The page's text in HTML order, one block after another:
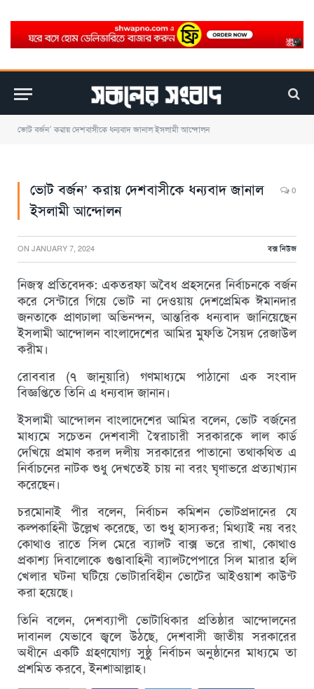
ভোট বর্জন’ করায় দেশবাসীকে ধন্যবাদ জানাল ইসলামী আন্দোলন
ভোট বর্জন’ করায় দেশবাসীকে ধন্যবাদ জানাল
ইসলামী আন্দোলন
0
ON JANUARY 7, 2024 বক্স নিউজ
নিজস্ব প্রতিবেদক: একতরফা অবৈধ প্রহসনের নির্বাচনকে বর্জন
করে সেন্টারে গিয়ে ভোট না দেওয়ায় দেশপ্রেমিক ঈমানদার
জনতাকে প্রাণঢালা অভিনন্দন, আন্তরিক ধন্যবাদ জানিয়েছেন
ইসলামী আন্দোলন বাংলাদেশের আমির মুফতি সৈয়দ রেজাউল
করীম।
রোববার (৭ জানুয়ারি) গণমাধ্যমে পাঠানো এক সংবাদ
বিজ্ঞপ্তিতে তিনি এ ধন্যবাদ জানান।
ইসলামী আন্দোলন বাংলাদেশের আমির বলেন, ভোট বর্জনের
মাধ্যমে সচেতন দেশবাসী স্বৈরাচারী সরকারকে লাল কার্ড
দেখিয়ে প্রমাণ করল দলীয় সরকারের পাতানো তথাকথিত এ
নির্বাচনের নাটক শুধু দেখতেই চায় না বরং ঘৃণাভরে প্রত্যাখ্যান
করেছেন।
চরমোনাই পীর বলেন, নির্বাচন কমিশন ভোটপ্রদানের যে
কল্পকাহিনী উল্লেখ করেছে, তা শুধু হাস্যকর; মিথ্যাই নয় বরং
কোথাও রাতে সিল মেরে ব্যালট বাক্স ভরে রাখা, কোথাও
প্রকাশ্য দিবালোকে গুণ্ডাবাহিনী ব্যালটপেপারে সিল মারার হলি
খেলার ঘটনা ঘটিয়ে ভোটারবিহীন ভোটের আইওয়াশ কাউন্ট
করা হয়েছে।
তিনি বলেন, দেশব্যাপী ভোটাধিকার প্রতিষ্ঠার আন্দোলনের
দাবানল যেভাবে জ্বলে উঠছে, দেশবাসী জাতীয় সরকারের
অধীনে একটি গ্রহণযোগ্য সুষ্ঠু নির্বাচন অনুষ্ঠানের মাধ্যমে তা
প্রশমিত করবে, ইনশাআল্লাহ।